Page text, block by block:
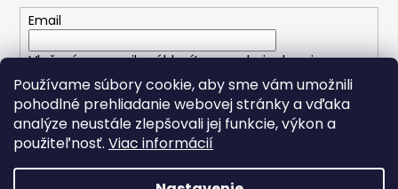
Používame súbory cookie, aby sme vám umožnili
pohodlné prehliadanie webovej stránky a vďaka
analýze neustále zlepšovali jej funkcie, výkon a
použiteľnosť. Viac informácií
e
Email
Vložením e-mailu súhlasíte spodmienkami
ochrany osobných údajov
PRIHLÁSIŤ SA